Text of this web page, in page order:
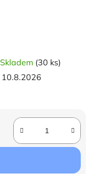
Skladem (30 ks)
10.8.2026